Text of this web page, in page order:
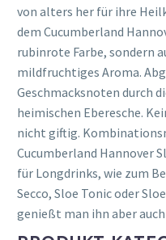
von alters her für ihre
dem Cucumberland
rubinrote Farbe, sondern
mildfruchtiges Aroma.
Geschmacksnoten durch
heimischen Eberesche.
nicht giftig.
Cucumberland Hannover
für Longdrinks, wie zum
Secco, Sloe Tonic oder
genießt man ihn aber